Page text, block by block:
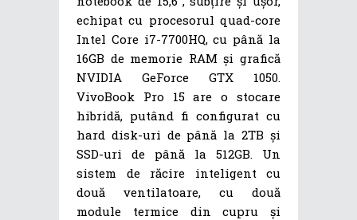
echipat cu procesorul quad-core
Intel Core i7-7700HQ, cu până la
16GB de memorie RAM și grafică
NVIDIA GeForce GTX 1050.
VivoBook Pro 15 are o stocare
hibridă, putând fi configurat cu
hard disk-uri de până la 2TB și
SSD-uri de până la 512GB. Un
sistem de răcire inteligent cu
două ventilatoare, cu două
module termice din cupru și